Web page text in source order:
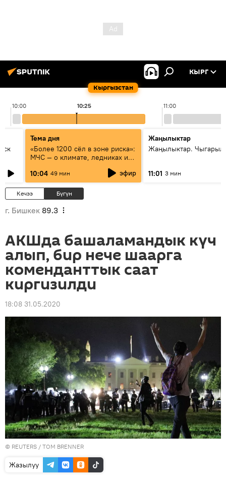
Кыргызстан
КЫРГ
10:00 11:00
10:25
Тема дня
«Более 1200 сёл в зоне риска»:
МЧС — о климате, ледниках и
населения
10:04 49 мин эфир
Жаңылыктар
Жаңылыктар.
11:01 3 мин
Кечээ Бүгүн
г. Бишкек 89.3
АКШда башаламандык күч
алып, бир нече шаарга
коменданттык саат
киргизилди
18:08 31.05.2020
© REUTERS / TOM BRENNER
Жазылуу